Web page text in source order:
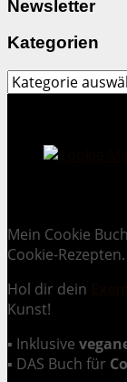
Newsletter
Kategorien
Kategorien
Mein Cookie
Cookie-Rezepten.
Hol dir dein
Kunst!
▪ Inklusive
▪ DAS Buch für